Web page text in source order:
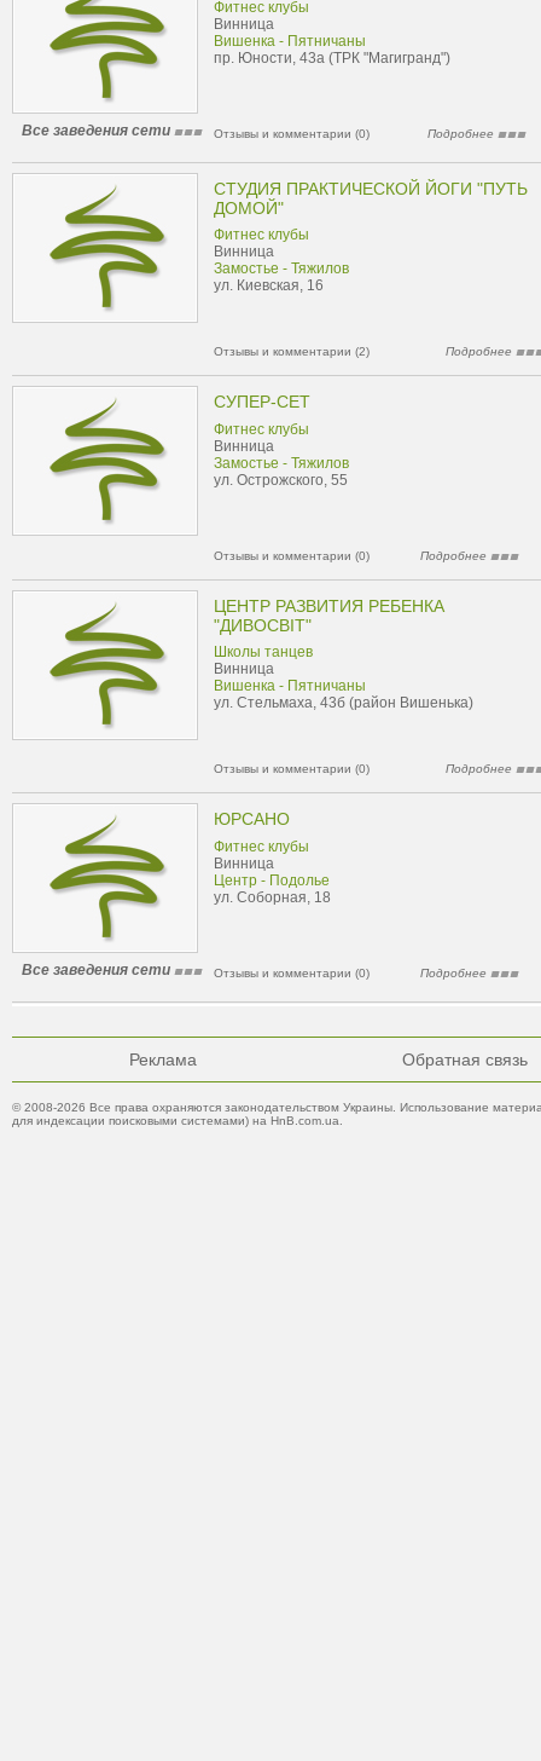
Фитнес клубы
Винница
Вишенка - Пятничаны
пр. Юности, 43а (ТРК "Магигранд")
Все заведения сети Отзывы и комментарии (0) Подробнее
СТУДИЯ ПРАКТИЧЕСКОЙ ЙОГИ "ПУТЬ
ДОМОЙ"
Фитнес клубы
Винница
Замостье - Тяжилов
ул. Киевская, 16
Отзывы и комментарии (2) Подробнее
СУПЕР-СЕТ
Фитнес клубы
Винница
Замостье - Тяжилов
ул. Острожского, 55
Отзывы и комментарии (0) Подробнее
ЦЕНТР РАЗВИТИЯ РЕБЕНКА
"ДИВОСВІТ"
Школы танцев
Винница
Вишенка - Пятничаны
ул. Стельмаха, 43б (район Вишенька)
Отзывы и комментарии (0) Подробнее
ЮРСАНО
Фитнес клубы
Винница
Центр - Подолье
ул. Соборная, 18
Все заведения сети Отзывы и комментарии (0) Подробнее
Реклама Обратная связь
© 2008-2026 Все права охраняются законодательством Украины. Использование
для индексации поисковыми системами) на HnB.com.ua.